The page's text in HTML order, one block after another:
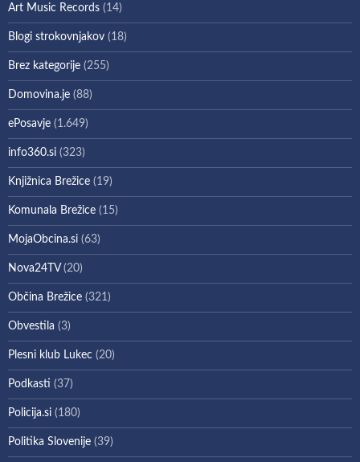
Art Music Records (14)
Blogi strokovnjakov (18)
Brez kategorije (255)
Domovina.je (88)
ePosavje (1.649)
info360.si (323)
Knjižnica Brežice (19)
Komunala Brežice (15)
MojaObcina.si (63)
Nova24TV(20)
Občina Brežice (321)
Obvestila (3)
Plesni klub Lukec (20)
Podkasti (37)
Policija.si (180)
Politika Slovenije (39)